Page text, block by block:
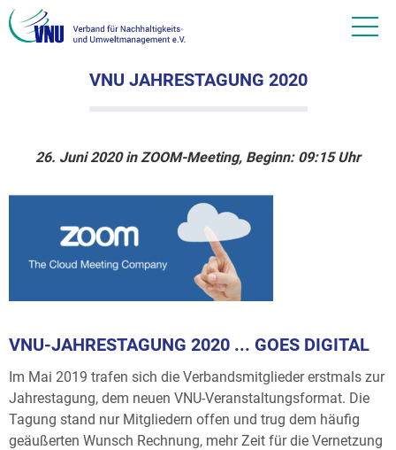
VNU JAHRESTAGUNG 2020
26. Juni 2020 in ZOOM-Meeting, Beginn: 09:15 Uhr
VNU-JAHRESTAGUNG 2020 ... GOES DIGITAL
Im Mai 2019 trafen sich die Verbandsmitglieder erstmals zur
Jahrestagung, dem neuen VNU-Veranstaltungsformat. Die
Tagung stand nur Mitgliedern offen und trug dem häufig
geäußerten Wunsch Rechnung, mehr Zeit für die Vernetzung